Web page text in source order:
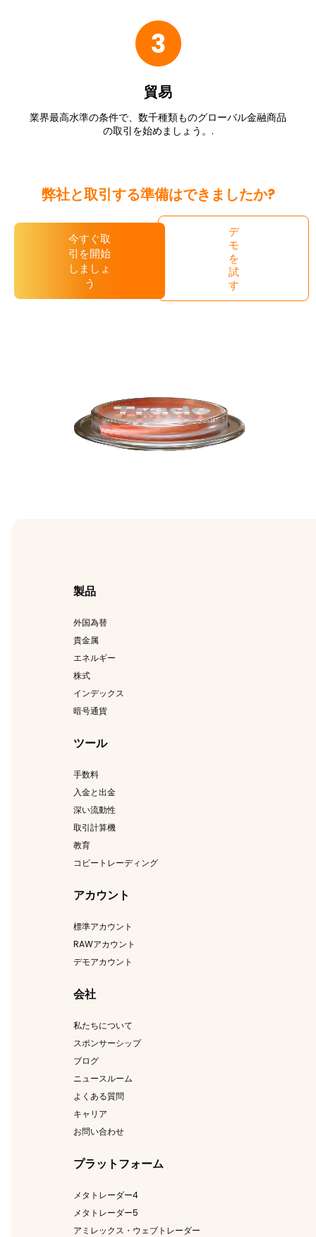
貿易
業界最高水準の条件で、数千種類ものグローバル金融商品
の取引を始めましょう。.
弊社と取引する準備はできましたか?
今すぐ取
引を開始
しましょ
う
デ
モ
を
試
す
製品
外国為替
貴金属
エネルギー
株式
インデックス
暗号通貨
ツール
手数料
入金と出金
深い流動性
取引計算機
教育
コピートレーディング
アカウント
標準アカウント
RAWアカウント
デモアカウント
会社
私たちについて
スポンサーシップ
ブログ
ニュースルーム
よくある質問
キャリア
お問い合わせ
プラットフォーム
メタトレーダー4
メタトレーダー5
アミレックス・ウェブトレーダー